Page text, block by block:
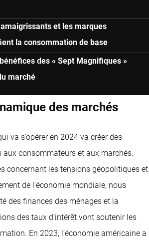
et les marques
la consommation de base
des « Sept Magnifiques »
marché
des marchés
va s’opérer en 2024 va créer des
consommateurs et aux marchés.
concernant les tensions géopolitiques et
de l’économie mondiale, nous
des finances des ménages et la
des taux d’intérêt vont soutenir les
En 2023, l’économie américaine a